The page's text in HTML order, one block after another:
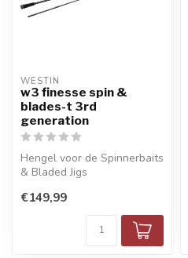
WESTIN
w3 finesse spin &
blades-t 3rd
generation
Hengel voor de Spinnerbaits
& Bladed Jigs
€149,99